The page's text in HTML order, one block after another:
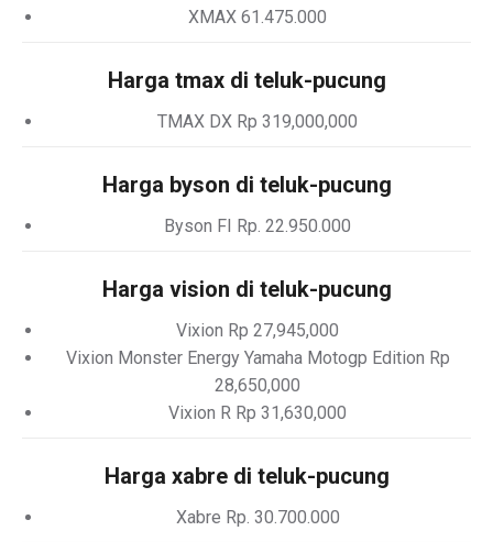
XMAX 61.475.000
Harga tmax di teluk-pucung
TMAX DX Rp 319,000,000
Harga byson di teluk-pucung
Byson FI Rp. 22.950.000
Harga vision di teluk-pucung
Vixion Rp 27,945,000
Vixion Monster Energy Yamaha Motogp Edition Rp
28,650,000
Vixion R Rp 31,630,000
Harga xabre di teluk-pucung
Xabre Rp. 30.700.000